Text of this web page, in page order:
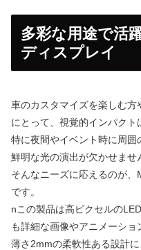
多彩な用途で活
ディスプレイ
車のカスタマイズを楽しむ
にとって、視覚的インパクト
特に夜間やイベント時に周
鮮明な光の演出が欠かせませ
そんなニーズに応えるのが
です。
nこの製品は高ピクセルの
も詳細な画像やアニメーショ
薄さ2mmの柔軟性ある設計